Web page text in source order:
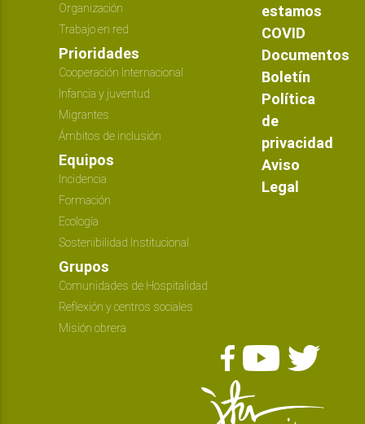
Organización
Trabajo en red
Prioridades
Cooperación Internacional
Infancia y juventud
Migrantes
Ámbitos de inclusión
Equipos
Incidencia
Formación
Ecología
Sostenibilidad Institucional
Grupos
Comunidades de Hospitalidad
Reflexión y centros sociales
Misión obrera
estamos
COVID
Documentos
Boletín
Política
de
privacidad
Aviso
Legal